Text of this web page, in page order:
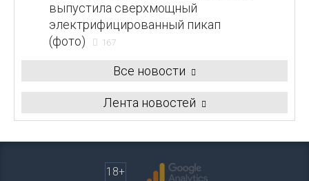
выпустила сверхмощный
электрифицированный пикап
(фото)
167
Все новости
Лента новостей
18+